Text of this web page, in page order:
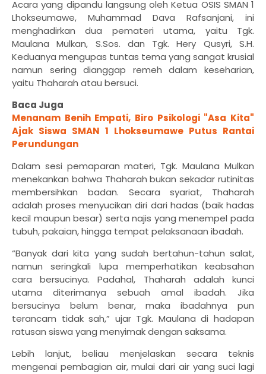
Acara yang dipandu langsung oleh Ketua OSIS SMAN 1
Lhokseumawe, Muhammad Dava Rafsanjani, ini
menghadirkan dua pemateri utama, yaitu Tgk.
Maulana Mulkan, S.Sos. dan Tgk. Hery Qusyri, S.H.
Keduanya mengupas tuntas tema yang sangat krusial
namun sering dianggap remeh dalam keseharian,
yaitu Thaharah atau bersuci.
Baca Juga
Menanam Benih Empati, Biro Psikologi "Asa Kita"
Ajak Siswa SMAN 1 Lhokseumawe Putus Rantai
Perundungan
Dalam sesi pemaparan materi, Tgk. Maulana Mulkan
menekankan bahwa Thaharah bukan sekadar rutinitas
membersihkan badan. Secara syariat, Thaharah
adalah proses menyucikan diri dari hadas (baik hadas
kecil maupun besar) serta najis yang menempel pada
tubuh, pakaian, hingga tempat pelaksanaan ibadah.
“Banyak dari kita yang sudah bertahun-tahun salat,
namun seringkali lupa memperhatikan keabsahan
cara bersucinya. Padahal, Thaharah adalah kunci
utama diterimanya sebuah amal ibadah. Jika
bersucinya belum benar, maka ibadahnya pun
terancam tidak sah,” ujar Tgk. Maulana di hadapan
ratusan siswa yang menyimak dengan saksama.
Lebih lanjut, beliau menjelaskan secara teknis
mengenai pembagian air, mulai dari air yang suci lagi